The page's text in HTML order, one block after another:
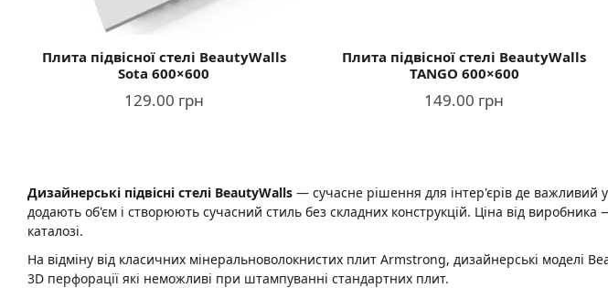
Дизайнерські підвісні стелі BeautyWalls — сучасне рішення для інтер'єрів де важливий
додають об'єм і створюють сучасний стиль без складних конструкцій. Ціна від
каталозі.
На відміну від класичних мінеральноволокнистих плит Armstrong, дизайнерські моделі
3D перфорації які неможливі при штампуванні стандартних плит.
Плита підвісної стелі BeautyWalls
Sota 600×600
129.00 грн
Плита підвісної стелі BeautyWalls
TANGO 600×600
149.00 грн